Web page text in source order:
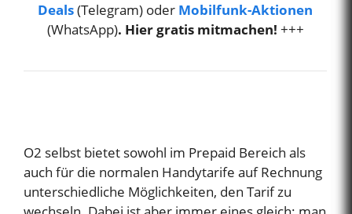
Deals(Telegram) oder Mobilfunk-Aktionen
(WhatsApp). Hier gratis mitmachen! +++
O2 selbst bietet sowohl im Prepaid Bereich als
auch für die normalen Handytarife auf Rechnung
unterschiedliche Möglichkeiten, den Tarif zu